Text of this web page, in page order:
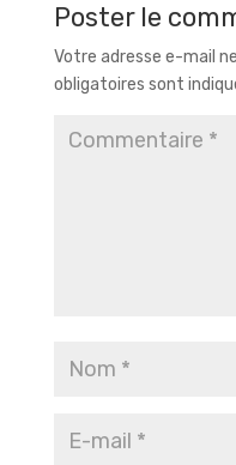
Poster le
Votre adresse e-mail
obligatoires sont